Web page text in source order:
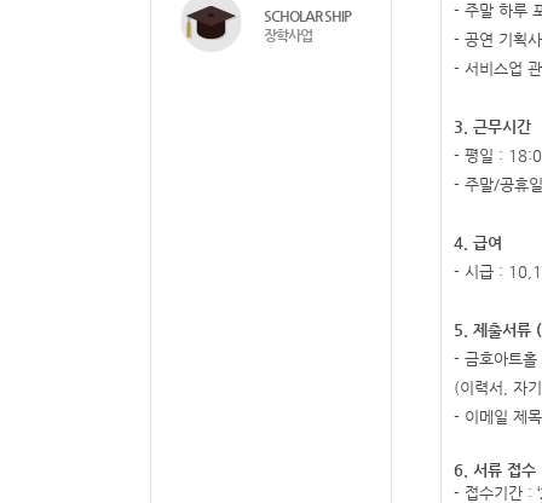
SCHOLAR SHIP
장학사업
- 주말 하루
- 공연 기획
- 서비스업
3. 근무시간
- 평일 :
- 주말/공휴일
4. 급여
- 시급 :
5. 제출서류 (
- 금호아트
(이력서
자
- 이메일 제
6. 서류 접수
- 접수기간 :